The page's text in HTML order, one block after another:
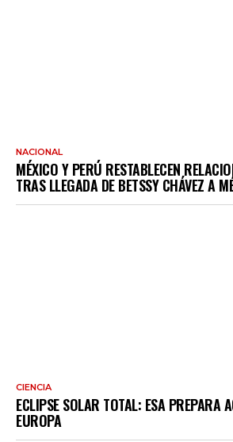
NACIONAL
MÉXICO Y PERÚ RESTABLECEN
TRAS LLEGADA DE BETSSY CHÁVEZ A
CIENCIA
ECLIPSE SOLAR TOTAL: ESA PREPARA
EUROPA